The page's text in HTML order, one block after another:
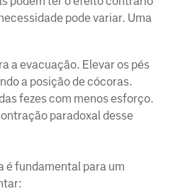
pode variar. Uma
a evacuação. Elevar os pés
a posição de cócoras.
fezes com menos esforço.
paradoxal desse
é fundamental para um